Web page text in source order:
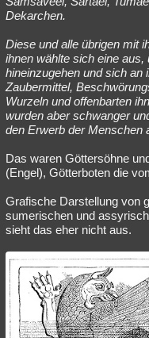
Dekarchen.
Diese und alle übrigen mit
ihnen wählte sich eine
hineinzugehen und sich an
Zaubermittel,
Wurzeln und offenbarten
wurden aber schwanger
den Erwerb der Menschen
Das waren Göttersöhne
(Engel), Götterboten die
Grafische Darstellung von
sumerischen und
sieht das eher nicht aus.